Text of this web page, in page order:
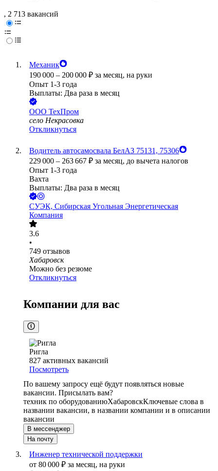
, 2 713 вакансий
Механик
190 000 – 200 000 ₽ за месяц, на руки
Опыт 1-3 года
Выплаты: Два раза в месяц
ООО ТехПром
село Некрасовка
Откликнуться
Водитель автосамосвала БелАЗ 75131, 75306
229 000 – 263 667 ₽ за месяц, до вычета налогов
Опыт 1-3 года
Вахта
Выплаты: Два раза в месяц
СУЭК, Сибирская Угольная Энергетическая
Компания
3.6
•
749 отзывов
Хабаровск
Можно без резюме
Откликнуться
Компании для вас
Ригла
827 активных вакансий
Посмотреть
По вашему запросу ещё будут появляться новые
вакансии. Присылать вам?
техник по оборудованиюХабаровскКлючевые слова в
названии вакансии, в названии компании и в описании
вакансии
В мессенджер
На почту
Инженер технической поддержки
от 80 000 ₽ за месяц, на руки